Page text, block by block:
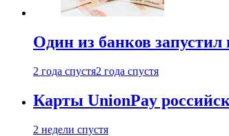
Один из банков
2 года спустя2 года спустя
Карты UnionPay
2 недели спустя